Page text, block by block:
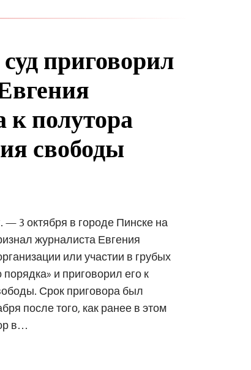
приговорил
полутора
свободы
— 3 октября в городе Пинске на
журналиста Евгения
или участии в грубых
и приговорил его к
Срок приговора был
после того, как ранее в этом
в…